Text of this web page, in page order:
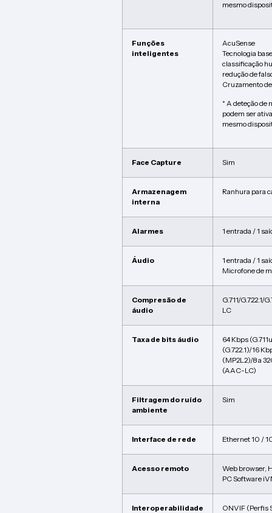
mesmo
Funções
inteligentes
AcuSense
Tecnologia
classificação
redução de
Cruzamento
* A deteção de
podem ser
mesmo
Face Capture Sim
Armazenagem
interna
Ranhura para
Alarmes 1 entrada / 1
Áudio
1 entrada / 1
Microfone de
Compresão de
áudio
G.711/
LC
Taxa de bits áudio
64 Kbps
(G.722.1)/16
(MP2L2)/8 a
(AAC-LC)
Filtragem do ruído
ambiente
Sim
Interface de rede Ethernet 10 /
Acesso remoto
Web browser,
PC Software
Interoperabilidade ONVIF (Perfis